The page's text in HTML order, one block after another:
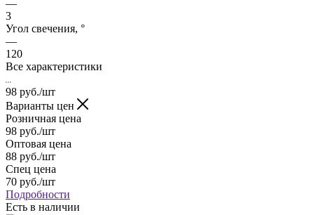
—
3
Угол свечения, °
—
120
Все характеристики
98 руб./шт
Варианты цен
Розничная цена
98 руб./шт
Оптовая цена
88 руб./шт
Спец цена
70 руб./шт
Подробности
Есть в наличии